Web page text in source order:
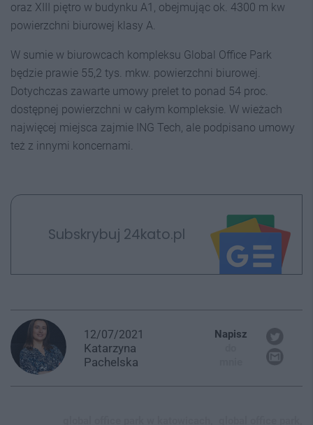
oraz XIII piętro w budynku A1, obejmując ok. 4300 m kw
powierzchni biurowej klasy A.
W sumie w biurowcach kompleksu Global Office Park
będzie prawie 55,2 tys. mkw. powierzchni biurowej.
Dotychczas zawarte umowy prelet to ponad 54 proc.
dostępnej powierzchni w całym kompleksie. W wieżach
najwięcej miejsca zajmie ING Tech, ale podpisano umowy
też z innymi koncernami.
Subskrybuj 24kato.pl
12/07/2021
Katarzyna
Pachelska
Napisz